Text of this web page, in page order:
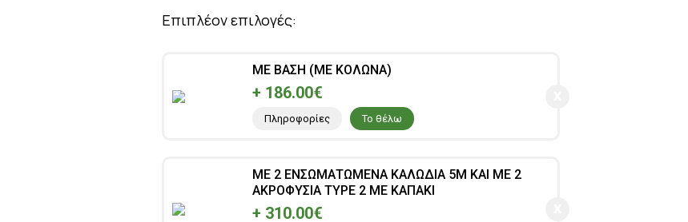
Επιπλέον επιλογές:
ΜΕ ΒΑΣΗ (ΜΕ ΚΟΛΩΝΑ)
+ 186.00€
Πληροφορίες Το θέλω
ΜΕ 2 ΕΝΣΩΜΑΤΩΜΕΝΑ ΚΑΛΩΔΙΑ 5M ΚΑΙ ΜΕ 2
ΑΚΡΟΦΥΣΙΑ TYPE 2 ΜΕ ΚΑΠΑΚΙ
+ 310.00€